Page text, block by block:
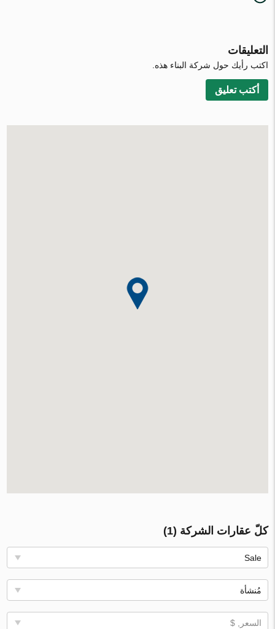
التعليقات
اكتب رأيك حول شركة البناء هذه.
أكتب تعليق
كلّ عقارات الشركة (1)
Sale
مُنشأة
السعر, $